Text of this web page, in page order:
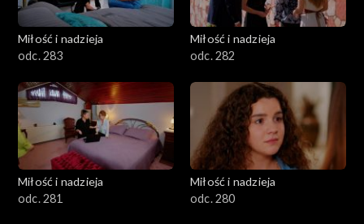
Miłość i nadzieja
odc. 283
Miłość i nadzieja
odc. 282
Miłość i nadzieja
odc. 281
Miłość i nadzieja
odc. 280